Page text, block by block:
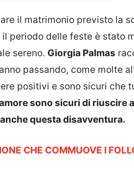
il matrimonio previsto la
periodo delle feste è stato
sereno. Giorgia Palmas
passando, come molte
positivi e sono sicuri che
sono sicuri di riuscire
questa disavventura.
CHE COMMUOVE I